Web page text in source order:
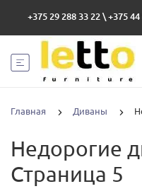
+375 29 288 33 22 \ +375 44
Главная Диваны
Недорогие
Страница 5